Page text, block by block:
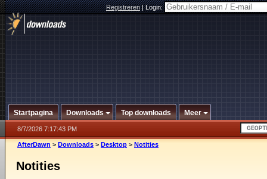
Registreren|Login:
Startpagina Downloads Top downloads Meer
8/7/2026 7:17:43 PM
AfterDawn > Downloads > Desktop > Notities
Notities